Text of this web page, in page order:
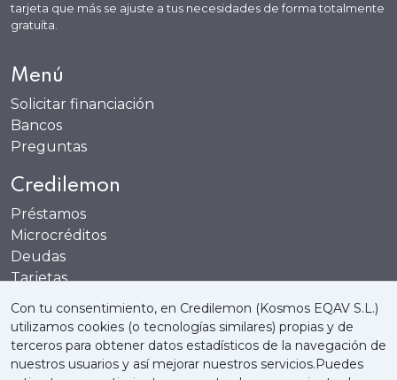
tarjeta que más se ajuste a tus necesidades de forma totalmente
gratuíta.
Menú
Solicitar financiación
Bancos
Preguntas
Credilemon
Préstamos
Microcréditos
Deudas
Tarjetas
Cuentas
Con tu consentimiento, en Credilemon (Kosmos EQAV S.L.)
utilizamos cookies (o tecnologías similares) propias y de
terceros para obtener datos estadísticos de la navegación de
nuestros usuarios y así mejorar nuestros servicios.Puedes